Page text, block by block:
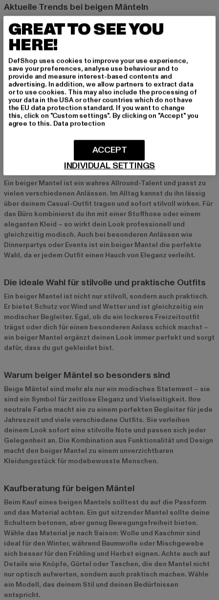
Aktuelle Trends bei beigen Mänteln
2024 stehen vor allem Oversized-Mäntel und bequeme Puffer-
Mäntel im Fokus. Diese Schnitte bieten maximalen Komfort und
liegen voll im Trend. Neben den klassischen Beige-Tönen wie
Sand oder Camel sind auch hellere Nuancen wie Creme oder
Elfenbein gefragt. Diese Farben lassen sich hervorragend mit
anderen neutralen Tönen oder kräftigen Farben kombinieren.
Auch Nachhaltigkeit ist ein großes Thema in der Modewelt –
immer mehr Marken bieten Mäntel aus recycelten oder
nachhaltigen Materialien an, die nicht nur gut aussehen,
sondern auch umweltfreundlich sind.
Beiger Mäntel für verschiedene Anlässe
Perfekt für den Alltag, das Büro oder besondere
Ein beiger Mantel ist ein wahres Allround-Talent und passt zu
vielen verschiedenen Anlässen. Im Alltag kannst du ihn lässig
über deinem Casual-Outfit tragen und sofort stilvoll wirken. Für
das Büro kombinierst du ihn mit einer Stoffhose oder einem
eleganten Kleid – so wirkt dein Look professionell und
gleichzeitig modisch. Auch bei besonderen Anlässen wie
Dinnerpartys oder Events ist ein beiger Mantel die perfekte
Wahl, da er jedem Outfit einen Hauch von Eleganz verleiht.
Die ideale Wahl für stilvolle und praktische Outfits
Ein beiger Mantel ist nicht nur stilvoll, sondern auch praktisch.
Er bietet Schutz vor Wind und Wetter und ist gleichzeitig ein
modischer Begleiter. Egal, ob du ein lockeres Freizeitoutfit
trägst oder dich für einen besonderen Anlass schick machst –
ein beiger Mantel ergänzt deinen Look immer perfekt und sorgt
dafür, dass du gut gekleidet bist.
Warum beiger Mäntel so besonders sind
Beige Mäntel sind mehr als nur ein modisches Statement – sie
sind ein Symbol für zeitlose Eleganz und Vielseitigkeit. Ihre
neutrale Farbe macht sie zu einem perfekten Begleiter für jede
Jahreszeit und viele verschiedene Outfits. Sie verleihen
deinem Look sofort eine stilvolle Note und passen sich jeder
Gelegenheit an. Die Kombination aus Funktionalität und Design
macht den beiger Mantel zu einem unverzichtbaren
Kleidungsstück für modebewusste Menschen.
Kaufberatung für beigen Mäntel
Beim Kauf eines beigen Mantels solltest du auf die Passform
und das Material achten. Ein gut sitzender Mantel sollte deine
Schultern betonen, aber genug Bewegungsfreiheit bieten.
Wähle das Material je nach Saison: Wolle und Kaschmir sind
ideal für den Winter, während Baumwolle oder Mischgewebe
sich besser für den Frühling und Herbst eignen. Achte auch auf
Details wie Knöpfe, Gürtel oder Taschen, die den Mantel nicht
nur optisch aufwerten, sondern auch praktisch machen. Wähle
ein Modell, das deinem Stil und deinen Bedürfnissen
entspricht.
GREAT TO SEE YOU
HERE!
DefShop uses cookies to improve your use experience,
save your preferences, analyse use behaviour and to
provide and measure interest-based contents and
advertising. In addition, we allow partners to extract data
or to use cookies. This may also include the processing of
your data in the USA or other countries which do not have
the EU data protection standard. If you want to change
this, click on "Custom settings". By clicking on "Accept" you
agree to this. Data protection
INDIVIDUAL SETTINGS
ACCEPT